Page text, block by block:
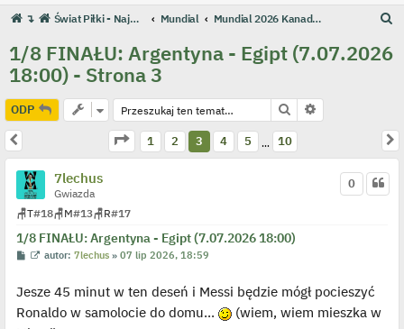
↴ Świat Piłki - Największe forum piłki nożnej Mundial Mundial 2026 Kanada/Meksyk/USA
1/8 FINAŁU: Argentyna - Egipt (7.07.2026
18:00) - Strona 3
ODP Szukaj
Strona 3 z 10
1 2 3 4 5 … 10
7lechus
Gwiazda
🪑T#18🪑M#13🪑R#17
1/8 FINAŁU: Argentyna - Egipt (7.07.2026 18:00)
0
P
t
W
w
e
autor:7lechus »07 lip 2026, 18:59
Jesze 45 minut w ten deseń i Messi będzie mógł pocieszyć
Ronaldo w samolocie do domu...
(wiem, wiem mieszka w